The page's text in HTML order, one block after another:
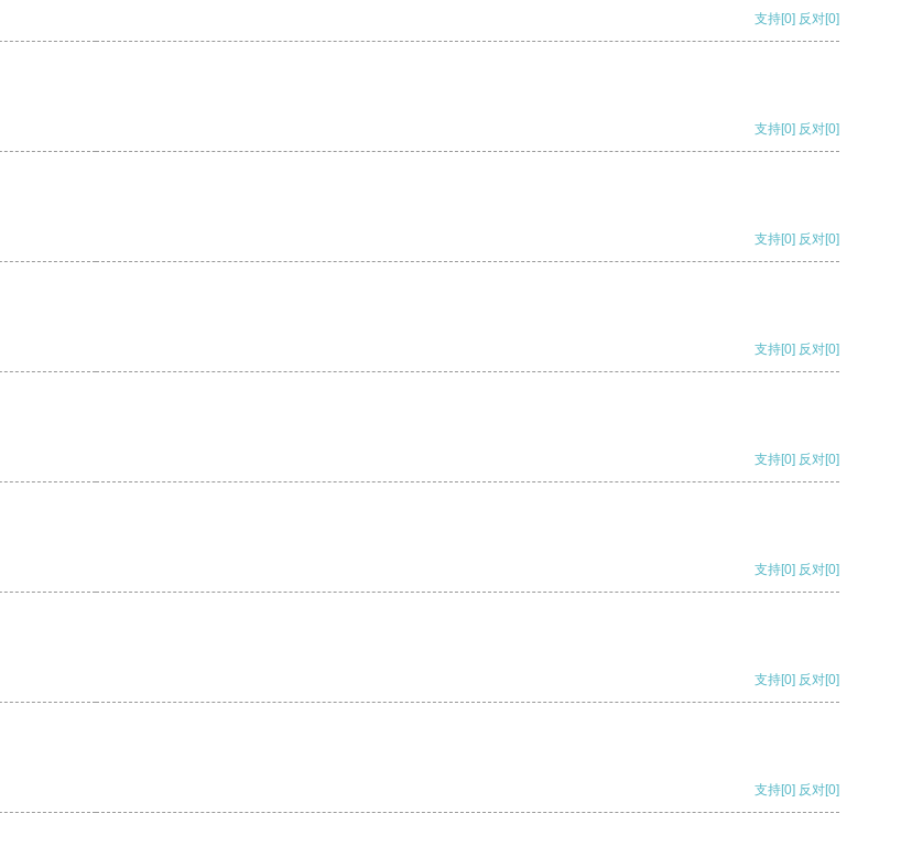
支持[0] 反对[0]
支持[0] 反对[0]
支持[0] 反对[0]
支持[0] 反对[0]
支持[0] 反对[0]
支持[0] 反对[0]
支持[0] 反对[0]
支持[0] 反对[0]